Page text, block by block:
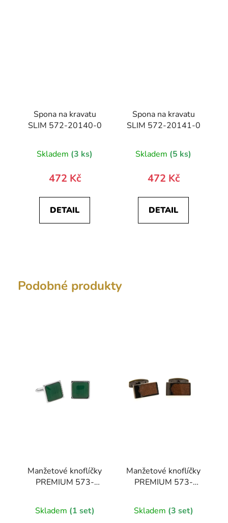
Spona na kravatu
SLIM 572-20140-0
Skladem (3 ks)
472 Kč
DETAIL
Spona na kravatu
SLIM 572-20141-0
Skladem (5 ks)
472 Kč
DETAIL
Podobné produkty
Manžetové knoflíčky
PREMIUM 573-
Skladem (1 set)
Manžetové knoflíčky
PREMIUM 573-
Skladem (3 set)